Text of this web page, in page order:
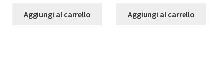
Aggiungi al carrello Aggiungi al carrello